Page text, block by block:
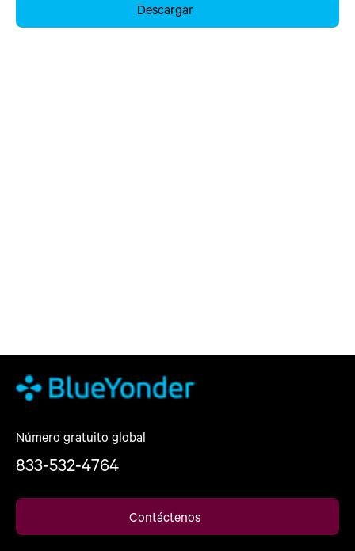
Descargar
Número gratuito global
833-532-4764
Contáctenos